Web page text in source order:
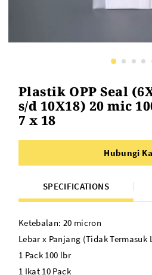
Plastik OPP Seal
s/d 10X18) 20 mic
7 x 18
Hubungi
SPECIFICATIONS
Ketebalan: 20 micron
Lebar x Panjang (Tidak Termasuk
1 Pack 100 lbr
1 Ikat 10 Pack